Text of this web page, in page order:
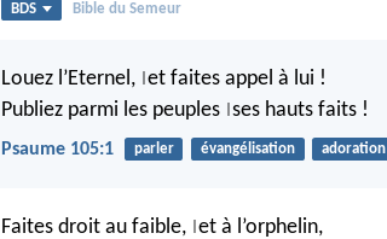
BDS Bible du Semeur
Louez l’Eternel, et faites appel à lui !
Publiez parmi les peuples ses hauts faits !
Psaume 105:1 parler évangélisation adoration
Faites droit au faible, et à l’orphelin,